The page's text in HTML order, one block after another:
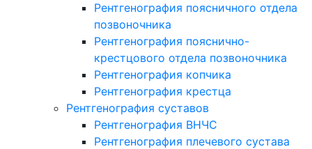
Рентгенография поясничного отдела
позвоночника
Рентгенография пояснично-
крестцового отдела позвоночника
Рентгенография копчика
Рентгенография крестца
Рентгенография суставов
Рентгенография ВНЧС
Рентгенография плечевого сустава